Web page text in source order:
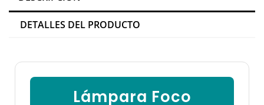
DETALLES DEL PRODUCTO
Lámpara Foco